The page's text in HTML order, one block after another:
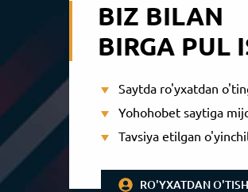
BIZ BILAN
BIRGA PUL
Saytda ro'yxatdan
Yohohobet saytiga
Tavsiya etilgan
RO'YXATDAN O'TISH